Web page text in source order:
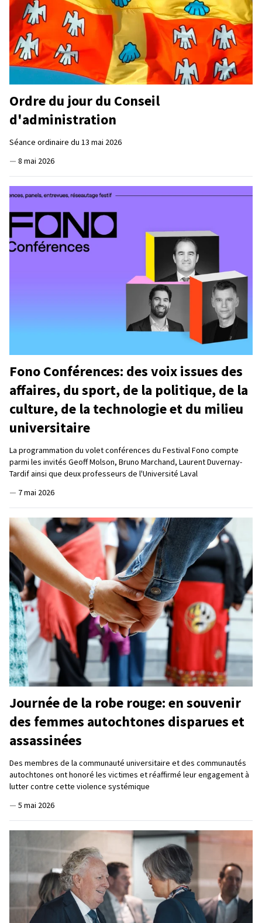
Ordre du jour du Conseil
d'administration
Séance ordinaire du 13 mai 2026
— 8 mai 2026
Fono Conférences: des voix issues des
affaires, du sport, de la politique, de la
culture, de la technologie et du milieu
universitaire
La programmation du volet conférences du Festival Fono compte
parmi les invités Geoff Molson, Bruno Marchand, Laurent Duvernay-
Tardif ainsi que deux professeurs de l'Université Laval
— 7 mai 2026
Journée de la robe rouge: en souvenir
des femmes autochtones disparues et
assassinées
Des membres de la communauté universitaire et des communautés
autochtones ont honoré les victimes et réaffirmé leur engagement à
lutter contre cette violence systémique
— 5 mai 2026